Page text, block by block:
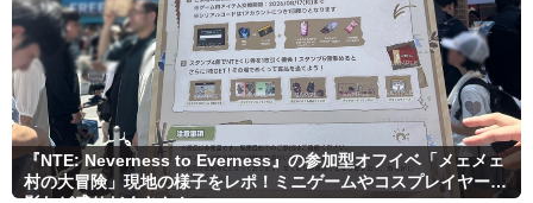
『NTE: Neverness to Everness』の参加型オフイベ「メェメェ
村の大冒険」現地の様子をレポ！ミニゲームやコスプレイヤー撮